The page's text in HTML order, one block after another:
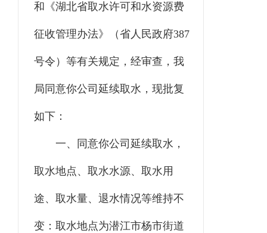
和《湖北省取水许可和水资源费
征收管理办法》（省人民政府387
号令）等有关规定，经审查，我
局同意你公司 延续取水，现批复
如下：
一、同意你公司 延续取水，
取水地点 、 取水水源、取水用
途、取水量、退水情况等维持不
变 ： 取水地点为潜江市杨市街道